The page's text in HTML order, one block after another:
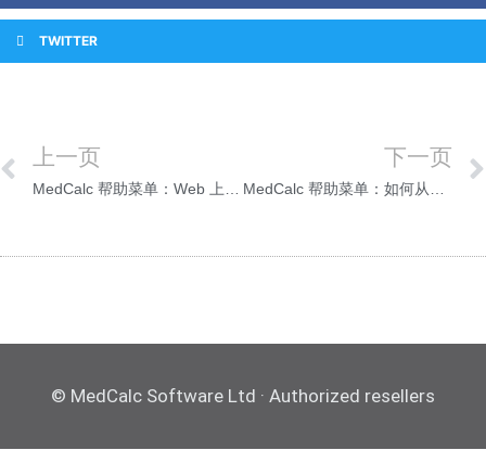
TWITTER
上一页 下一页
© MedCalc Software Ltd · Authorized resellers